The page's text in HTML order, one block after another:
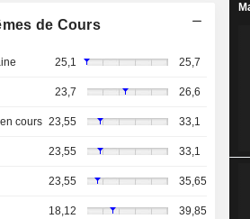
de Cours
25,1 25,7
23,7 26,6
cours 23,55 33,1
23,55 33,1
23,55 35,65
18,12 39,85